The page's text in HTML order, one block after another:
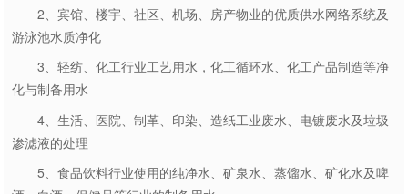
2、宾馆、楼宇、社区、机场、房产物业的优质供水网络系统及
游泳池水质净化
3、轻纺、化工行业工艺用水，化工循环水、化工产品制造等净
化与制备用水
4、生活、医院、制革、印染、造纸工业废水、电镀废水及垃圾
渗滤液的处理
5、食品饮料行业使用的纯净水、矿泉水、蒸馏水、矿化水及啤